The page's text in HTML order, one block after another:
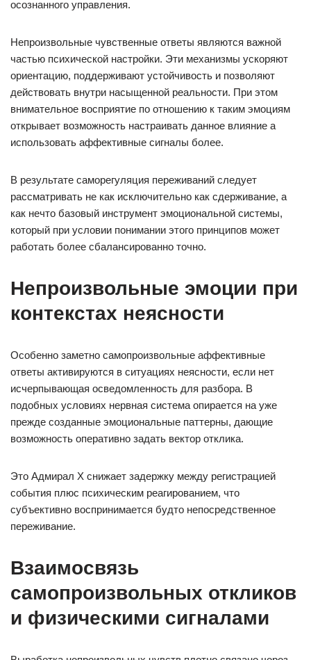
осознанного управления.
Непроизвольные чувственные ответы являются важной
частью психической настройки. Эти механизмы ускоряют
ориентацию, поддерживают устойчивость и позволяют
действовать внутри насыщенной реальности. При этом
внимательное восприятие по отношению к таким эмоциям
открывает возможность настраивать данное влияние а
использовать аффективные сигналы более.
В результате саморегуляция переживаний следует
рассматривать не как исключительно как сдерживание, а
как нечто базовый инструмент эмоциональной системы,
который при условии понимании этого принципов может
работать более сбалансированно точно.
Непроизвольные эмоции при
контекстах неясности
Особенно заметно самопроизвольные аффективные
ответы активируются в ситуациях неясности, если нет
исчерпывающая осведомленность для разбора. В
подобных условиях нервная система опирается на уже
прежде созданные эмоциональные паттерны, дающие
возможность оперативно задать вектор отклика.
Это Адмирал Х снижает задержку между регистрацией
события плюс психическим реагированием, что
субъективно воспринимается будто непосредственное
переживание.
Взаимосвязь
самопроизвольных откликов
и физическими сигналами